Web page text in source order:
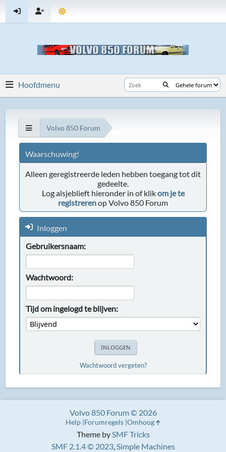
Hoofdmenu
Volvo 850 Forum
Waarschuwing!
Alleen geregistreerde leden hebben toegang tot dit
gedeelte.
Log alsjeblieft hieronder in of klikom je te
registrerenop Volvo 850 Forum
Inloggen
Gebruikersnaam:
Wachtwoord:
Tijd om ingelogd te blijven:
Wachtwoord vergeten?
Theme bySMF Tricks
SMF 2.1.4 © 2023,Simple Machines
Volvo 850 Forum © 2026
Help Forumregels Omhoog